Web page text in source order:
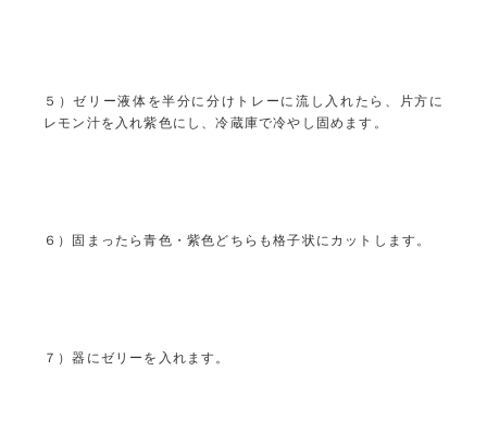
５）ゼリー液体を半分に分けトレーに流し入れたら、片方に
レモン汁を入れ紫色にし、冷蔵庫で冷やし固めます。
６）固まったら青色・紫色どちらも格子状にカットします。
７）器にゼリーを入れます。